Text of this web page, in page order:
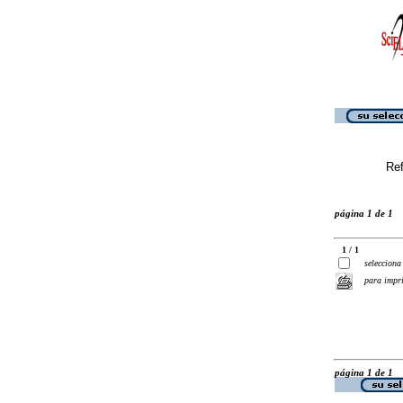
página 1 de 1
1 / 1
selecciona
para
página 1 de 1